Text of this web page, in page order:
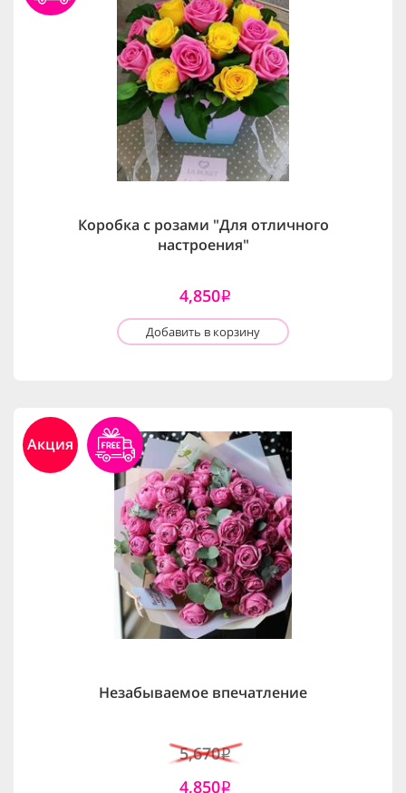
Коробка с розами "Для отличного
настроения"
4,850i
Добавить в корзину
Акция
Незабываемое впечатление
5,670i
4,850i